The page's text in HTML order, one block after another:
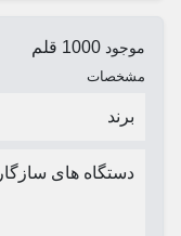
موجود 1000 قلم
مشخصات
برند
دستگاه های سازگار